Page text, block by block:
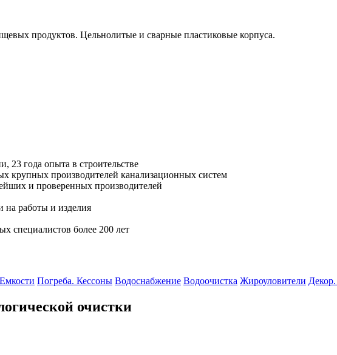
продуктов. Цельнолитые и сварные пластиковые корпуса.
23 года опыта в строительстве
и проверенных производителей
на работы и изделия
специалистов более 200 лет
Емкости Погреба. Кессоны Водоснабжение Водоочистка Жироуловители
очистки